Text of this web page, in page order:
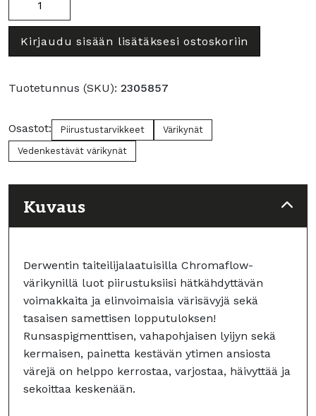
määrä
Kirjaudu sisään lisätäksesi ostoskoriin
Tuotetunnus (SKU): 2305857
Osastot: Piirustustarvikkeet
Värikynät
Vedenkestävät värikynät
Kuvaus
Derwentin taiteilijalaatuisilla Chromaflow-
värikynillä luot piirustuksiisi hätkähdyttävän
voimakkaita ja elinvoimaisia värisävyjä sekä
tasaisen samettisen lopputuloksen!
Runsaspigmenttisen, vahapohjaisen lyijyn sekä
kermaisen, painetta kestävän ytimen ansiosta
värejä on helppo kerrostaa, varjostaa, häivyttää ja
sekoittaa keskenään.